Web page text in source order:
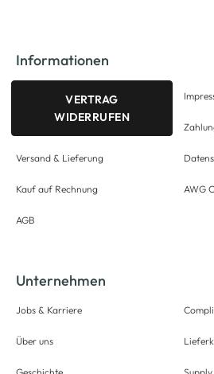
Informationen
VERTRAG
WIDERRUFEN
Versand & Lieferung
Kauf auf Rechnung
AGB
AWG
Unternehmen
Jobs & Karriere
Über uns